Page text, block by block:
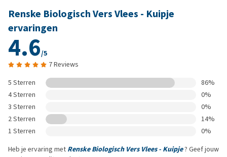
Renske Biologisch Vers Vlees - Kuipje
ervaringen
4.6/5
7 Reviews
5 Sterren
86%
4 Sterren
0%
3 Sterren
0%
2 Sterren
14%
1 Sterren
0%
Heb je ervaring met Renske Biologisch Vers Vlees - Kuipje? Geef jouw